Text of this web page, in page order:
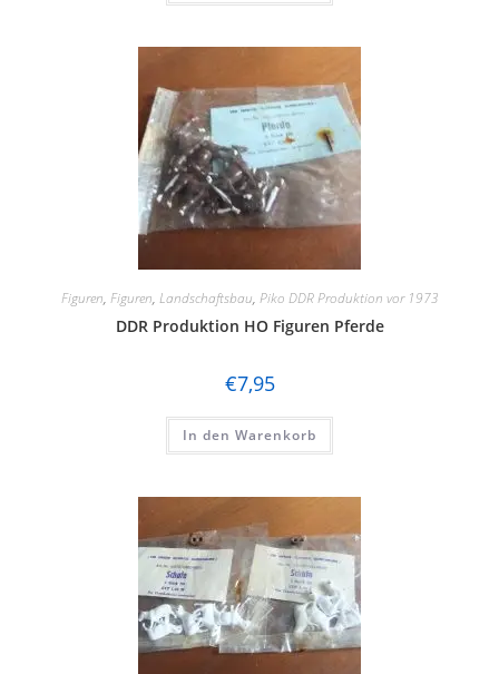
Viessmann
Vollmer
Weinert
Tamiya
Figuren, Figuren, Landschaftsbau, Piko DDR Produktion vor 1973
DDR Produktion HO Figuren Pferde
€7,95
In den Warenkorb